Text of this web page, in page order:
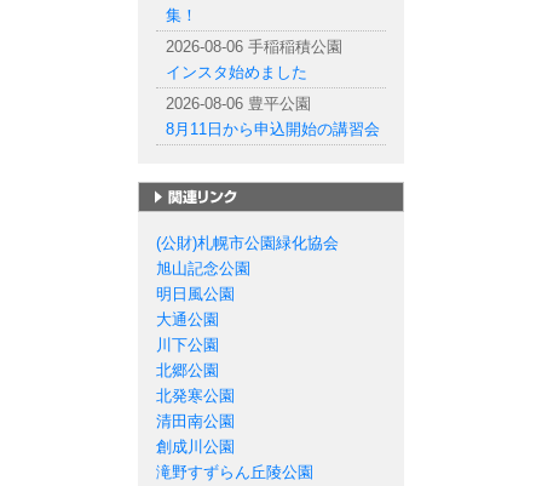
集！
2026-08-06 手稲稲積公園
インスタ始めました
2026-08-06 豊平公園
8月11日から申込開始の講習会
(公財)札幌市公園緑化協会
旭山記念公園
明日風公園
大通公園
川下公園
北郷公園
北発寒公園
清田南公園
創成川公園
滝野すずらん丘陵公園